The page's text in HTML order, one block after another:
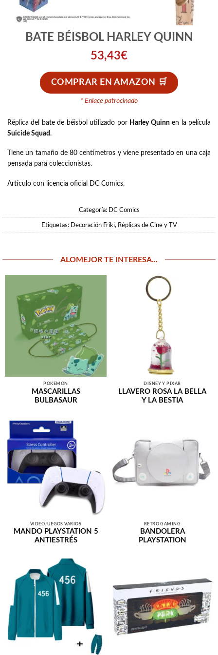
BATE BÉISBOL HARLEY QUINN
53,43€
COMPRAR EN AMAZON
* Enlace patrocinado
Réplica del bate de béisbol utilizado por Harley Quinnen la película
Suicide Squad.
Tiene un tamaño de 80 centímetros y viene presentado en una caja
pensada para coleccionistas.
Artículo con licencia oficial DC Comics.
Categoría: DC Comics
Etiquetas: Decoración Friki, Réplicas de Cine y TV
ALOMEJOR TE INTERESA...
POKEMON
MASCARILLAS
BULBASAUR
DISNEY Y PIXAR
LLAVERO ROSA LA BELLA
Y LA BESTIA
VIDEOJUEGOS VARIOS
MANDO PLAYSTATION 5
ANTIESTRÉS
RETRO GAMING
BANDOLERA
PLAYSTATION